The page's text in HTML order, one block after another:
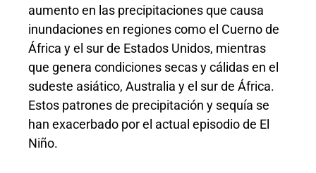
aumento en las precipitaciones que causa
inundaciones en regiones como el Cuerno de
África y el sur de Estados Unidos, mientras
que genera condiciones secas y cálidas en el
sudeste asiático, Australia y el sur de África.
Estos patrones de precipitación y sequía se
han exacerbado por el actual episodio de El
Niño.